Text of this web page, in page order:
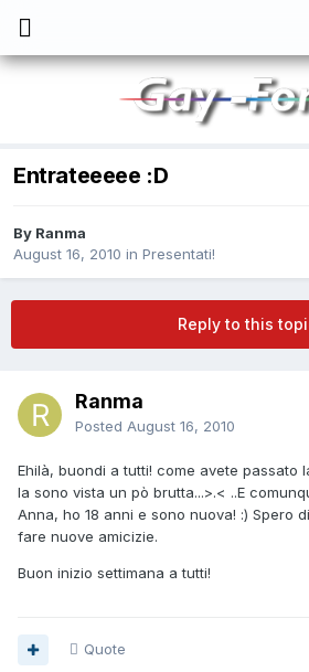
Entrateeeee :D
By Ranma
August 16, 2010 in Presentati!
Reply to this
Ranma
Posted August 16, 2010
Ehilà, buondi a tutti! come avete passato
la sono vista un pò brutta...>.< ..E
Anna, ho 18 anni e sono nuova! :) Spero
fare nuove amicizie.
Buon inizio settimana a tutti!
Quote